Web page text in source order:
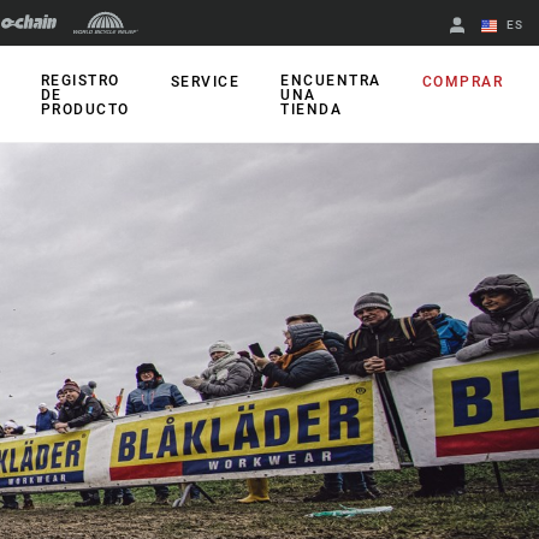
ES
English
Sensores de
neumáticos
Sensores para el
tarado de
suspensiones
REGISTRO
DE
PRODUCTO
SERVICE
ENCUENTRA
UNA
TIENDA
COMPRAR